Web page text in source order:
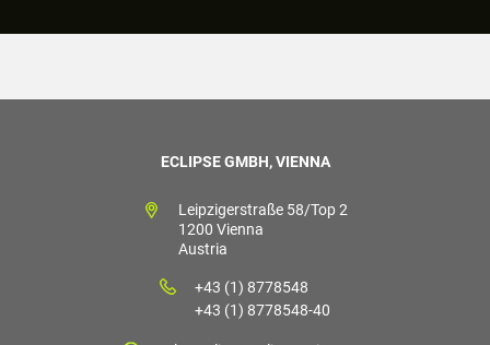
ECLIPSE GMBH, VIENNA
Leipzigerstraße 58/Top 2
1200 Vienna
Austria
+43 (1) 8778548
+43 (1) 8778548-40